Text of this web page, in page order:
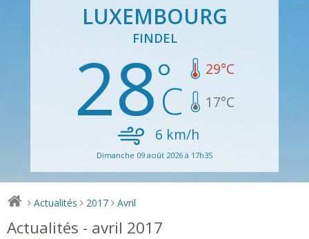
LUXEMBOURG
FINDEL
28 29°C
17°C
6 km/h
Dimanche 09 août 2026 à 17h35
> Actualités > 2017 > Avril
Actualités - avril 2017